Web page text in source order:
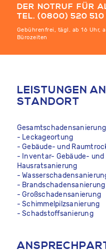
DER NOTRUF FÜR
TEL. (0800) 520 510
Gebührenfrei, tägl. ab 16 Uhr,
Bürozeiten
LEISTUNGEN
STANDORT
- Leckageortung
- Gebäude- und
- Inventar- Gebäude- und
Hausratsanierung
-
- Brandschadensanierung
- Großschadensanierung
- Schimmelpilzsanierung
- Schadstoffsanierung